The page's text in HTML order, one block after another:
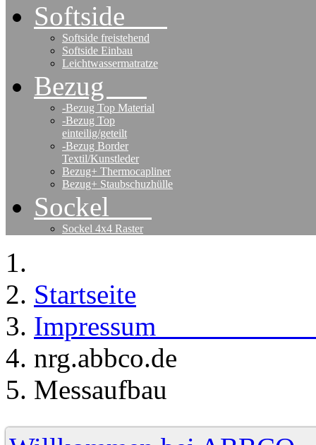
Softside
Softside freistehend
Softside Einbau
Leichtwassermatratze
Bezug
-Bezug Top Material
-Bezug Top
einteilig/geteilt
-Bezug Border
Textil/Kunstleder
Bezug+ Thermocapliner
Bezug+ Staubschuzhülle
Sockel
Sockel 4x4 Raster
Startseite
nrg.abbco.de
Messaufbau